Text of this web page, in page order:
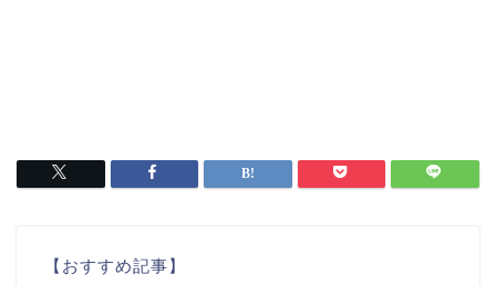
【おすすめ記事】